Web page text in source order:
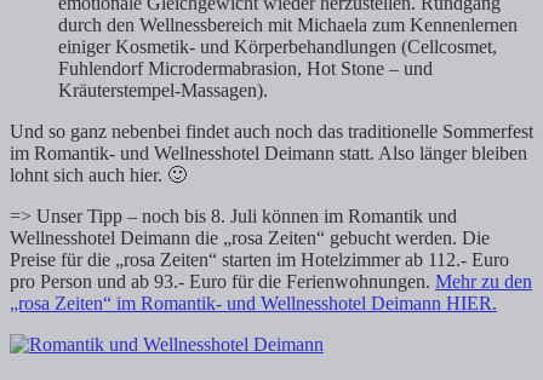
durch den Wellnessbereich mit Michaela zum Kennenlernen
einiger Kosmetik- und Körperbehandlungen (Cellcosmet,
Fuhlendorf Microdermabrasion, Hot Stone – und
Kräuterstempel-Massagen).
Und so ganz nebenbei findet auch noch das traditionelle Sommerfest
im Romantik- und Wellnesshotel Deimann statt. Also länger bleiben
lohnt sich auch hier. 🙂
=> Unser Tipp – noch bis 8. Juli können im Romantik und
Wellnesshotel Deimann die „rosa Zeiten“ gebucht werden. Die
Preise für die „rosa Zeiten“ starten im Hotelzimmer ab 112.- Euro
pro Person und ab 93.- Euro für die Ferienwohnungen. Mehr zu den
„rosa Zeiten“ im Romantik- und Wellnesshotel Deimann HIER.